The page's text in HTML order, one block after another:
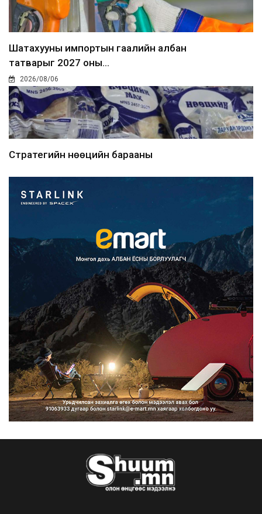
Шатахууны импортын гаалийн албан
татварыг 2027 оны...
2026/08/06
Стратегийн нөөцийн барааны
Монгол Улс COP17 бага хуралд 6.5
тэрбум ам.доллары...
2026/08/06
“Улаанбаатар трам” төсөл
хэрэгжсэнээр жилд 446...
2026/08/06
Автомашины улсын дугаар тэгш
тоогоор төгссөн бол ө...